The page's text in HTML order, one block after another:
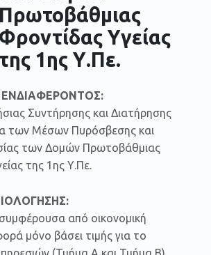
Πρωτοβάθμιας
Φροντίδας Υγείας
της 1ης Υ.Πε.
Συντήρησης και Διατήρησης
των Μέσων Πυρόσβεσης και
των Δομών Πρωτοβάθμιας
της 1ης Υ.Πε.
συμφέρουσα από οικονομική
μόνο βάσει τιμής για το